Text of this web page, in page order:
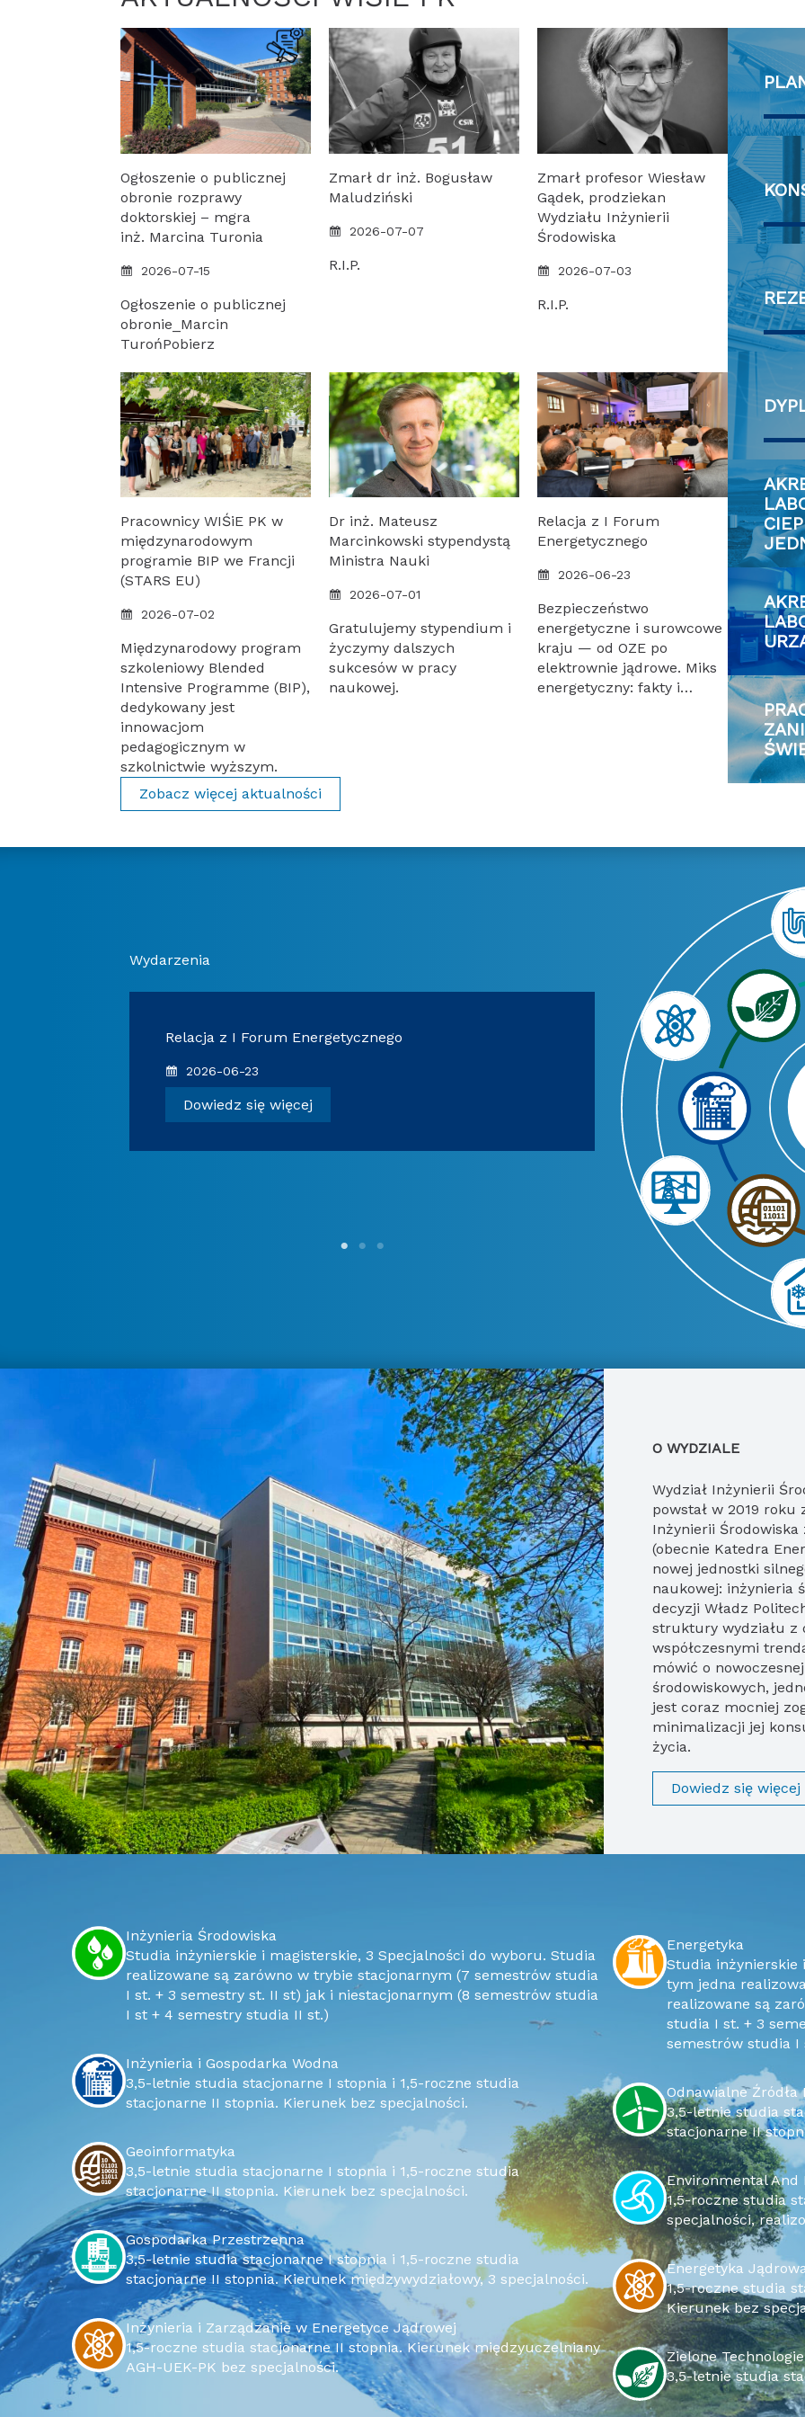
Ogłoszenie o publicznej
obronie rozprawy
doktorskiej – mgra
inż. Marcina Turonia
2026-07-15
Ogłoszenie o publicznej
obronie_Marcin
TurońPobierz
Zmarł dr inż. Bogusław
Maludziński
2026-07-07
R.I.P.
Zmarł profesor Wiesław
Gądek, prodziekan
Wydziału Inżynierii
Środowiska
2026-07-03
R.I.P.
Pracownicy WIŚiE PK w
międzynarodowym
programie BIP we Francji
(STARS EU)
2026-07-02
Międzynarodowy program
szkoleniowy Blended
Intensive Programme (BIP),
dedykowany jest
innowacjom
pedagogicznym w
szkolnictwie wyższym.
Dr inż. Mateusz
Marcinkowski stypendystą
Ministra Nauki
2026-07-01
Gratulujemy stypendium i
życzymy dalszych
sukcesów w pracy
naukowej.
Relacja z I Forum
Energetycznego
2026-06-23
Bezpieczeństwo
energetyczne i surowcowe
kraju — od OZE po
elektrownie jądrowe. Miks
energetyczny: fakty i…
Zobacz więcej aktualności
AKREDYTOWANE I
AKREDYTOWANE
PRACOWNIA MONITORINGU
Wydarzenia
Relacja z I Forum Energetycznego
2026-06-23
Dowiedz się więcej
2. edycja turnieju
WIŚiE PK – zapisy do
2026-05-19
Dowiedz się więcej
O WYDZIALE
Wydział Inżynierii Środowiska i Energetyki Politechniki Krakowskiej
powstał w 2019 roku
Inżynierii
(obecnie Katedra
nowej jednostki
naukowej: inżynieria
decyzji Władz
struktury wydziału z
współczesnymi
mówić o
środowiskowych,
jest coraz mocniej
minimalizacji jej
życia.
Dowiedz się więcej
Inżynieria Środowiska
Studia inżynierskie i magisterskie, 3 Specjalności do wyboru. Studia
realizowane są zarówno w trybie stacjonarnym (7 semestrów studia
I st. + 3 semestry st. II st) jak i niestacjonarnym (8 semestrów studia
I st + 4 semestry studia II st.)
Inżynieria i Gospodarka Wodna
3,5-letnie studia stacjonarne I stopnia i 1,5-roczne studia
stacjonarne II stopnia. Kierunek bez specjalności.
Geoinformatyka
3,5-letnie studia stacjonarne I stopnia i 1,5-roczne studia
stacjonarne II stopnia. Kierunek bez specjalności.
Gospodarka Przestrzenna
3,5-letnie studia stacjonarne I stopnia i 1,5-roczne studia
stacjonarne II stopnia. Kierunek międzywydziałowy, 3 specjalności.
Inżynieria i Zarządzanie w Energetyce Jądrowej
1,5-roczne studia stacjonarne II stopnia. Kierunek międzyuczelniany
AGH-UEK-PK bez specjalności.
Energetyka
Studia inżynierskie i magisterskie, 4 Specjalności do wyboru, w
tym jedna
realizowane są
studia I st. + 3
semestrów studia I
Odnawialne
3,5-letnie studia stacjonarne I stopnia i 1,5-roczne studia
stacjonarne II
Environmental And
1,5-roczne studia stacjonarne II stopnia. Kierunek bez
specjalności,
Energetyka
1,5-roczne studia
Kierunek bez
Zielone Technologie
3,5-letnie studia